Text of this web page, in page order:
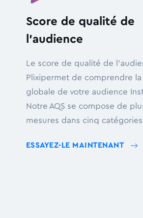
Score de qualité de
l'audience
Le score de qualité de
Plixipermet de comprendre
globale de votre audience
Notre AQS se compose de
mesures dans cinq
ESSAYEZ-LE MAINTENANT